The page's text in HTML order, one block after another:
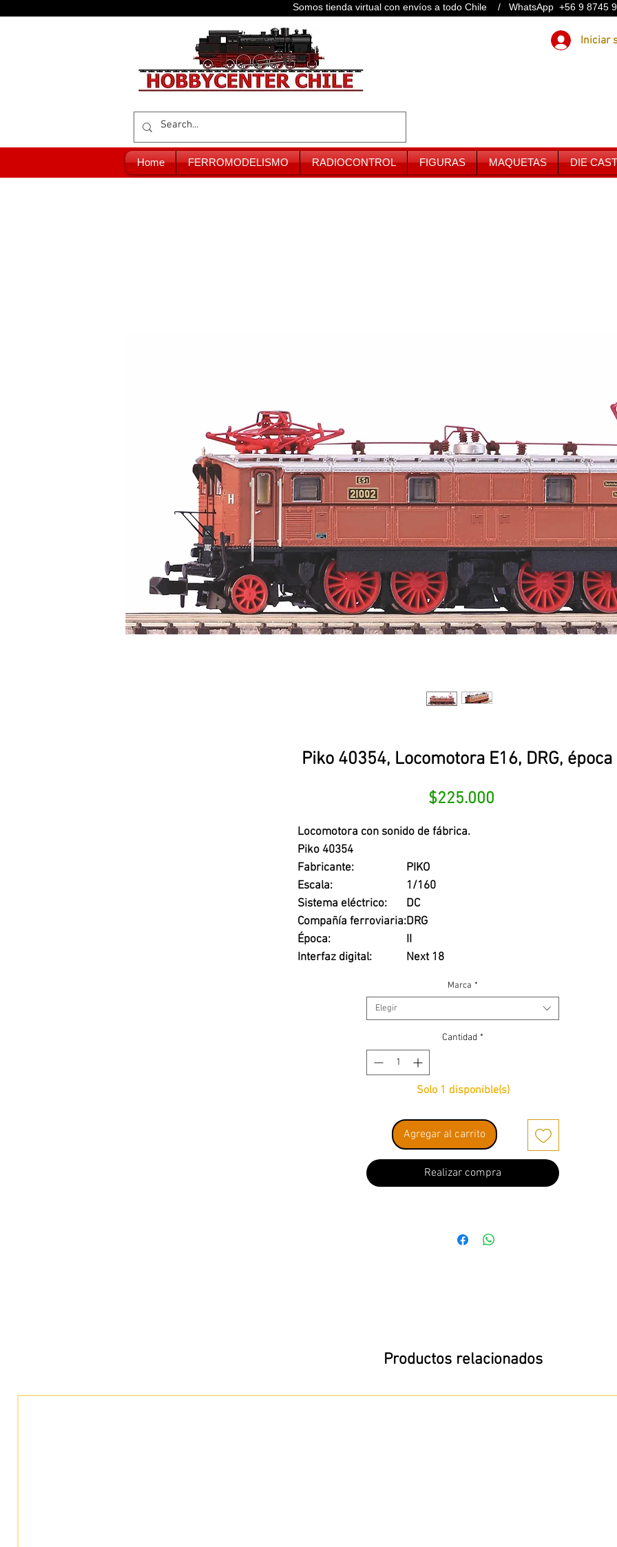
Somos tienda virtual con envíos a todo Chile / WhatsApp +56 9 8745
Home FERROMODELISMO RADIOCONTROL FIGURAS MAQUETAS DIE CAST
Piko 40354, Locomotora E16, DRG, época
$225.000Precio
Locomotora con sonido de fábrica.
Piko 40354
Fabricante:
PIKO
Escala:
1/160
Sistema eléctrico:
DC
Compañía ferroviaria:DRG
Época:
II
Interfaz digital:
Next 18
Marca *
Elegir
Cantidad *
Solo 1 disponible(s)
Agregar al carrito
Realizar compra
Productos relacionados